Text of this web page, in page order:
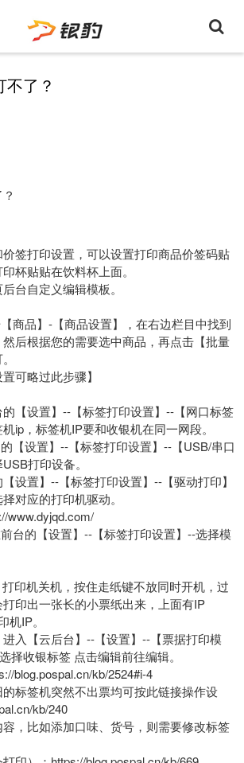
了？
签打印设置，可以设置打印商品价签码贴
杯贴贴在饮料杯上面。
台自定义编辑模板。
商品】-【商品设置】，在右边栏目中找到
然后根据您的需要选中商品，再点击【批量
可略过此步骤】
【设置】--【标签打印设置】--【网口标签
ip，标签机IP要和收银机在同一网段。
【设置】--【标签打印设置】--【USB/串口
打印设备。
设置】--【标签打印设置】--【驱动打印】
对应的打印机驱动。
www.dyjqd.com/
台的【设置】--【标签打印设置】--选择模
印机关机，按住走纸键不放同时开机，过
印出一张长的小票纸出来，上面有IP
IP。
入【云后台】--【设置】--【票据打印模
择收银标签 点击编辑前往编辑。
blog.pospal.cn/kb/2524#i-4
标签机突然不出票均可按此链接操作设
kb/240
，比如添加口味、货号，则需要修改标签